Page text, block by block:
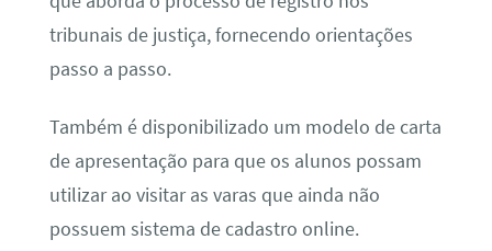
tribunais de justiça, fornecendo orientações
passo a passo.
Também é disponibilizado um modelo de carta
de apresentação para que os alunos possam
utilizar ao visitar as varas que ainda não
possuem sistema de cadastro online.